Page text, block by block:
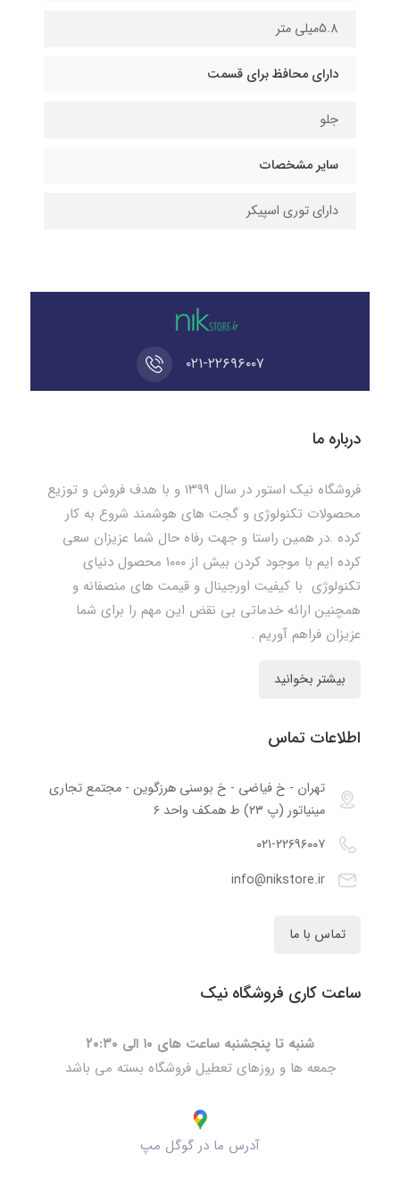
5.8میلی متر
دارای محافظ برای قسمت
جلو
سایر مشخصات
دارای توری اسپیکر
۰۲۱-۲۲۶۹۶۰۰۷
درباره ما
فروشگاه نیک استور در سال ۱۳۹۹ و با هدف فروش و توزیع
محصولات تکنولوژی و گجت های هوشمند شروع به کار
کرده .در همین راستا و جهت رفاه حال شما عزیزان سعی
کرده ایم با موجود کردن بیش از ۱۰۰۰ محصول دنیای
تکنولوژی با کیفیت اورجینال و قیمت های منصفانه و
همچنین ارائه خدماتی بی نقض این مهم را برای شما
عزیزان فراهم آوریم .
بیشتر بخوانید
اطلاعات تماس
تهران - خ فیاضی - خ بوسنی هرزگوین - مجتمع تجاری
مینیاتور (پ ۲۳) ط همکف واحد ۶
۰۲۱-۲۲۶۹۶۰۰۷
info@nikstore.ir
تماس با ما
ساعت کاری فروشگاه نیک
شنبه تا پنجشنبه ساعت های ۱۰ الی ۲۰:۳۰
جمعه ها و روزهای تعطیل فروشگاه بسته می باشد
آدرس ما در گوگل مپ